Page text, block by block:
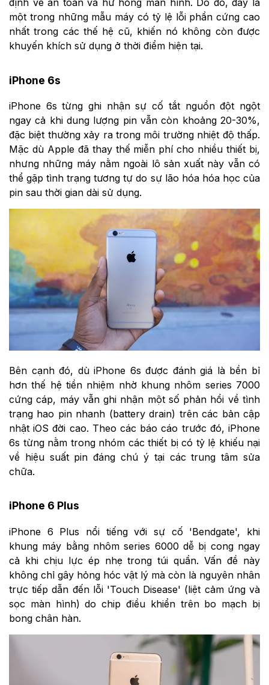
định về an toàn và hư hỏng màn hình. Do đó, đây là
một trong những mẫu máy có tỷ lệ lỗi phần cứng cao
nhất trong các thế hệ cũ, khiến nó không còn được
khuyến khích sử dụng ở thời điểm hiện tại.
iPhone 6s
iPhone 6s từng ghi nhận sự cố tắt nguồn đột ngột
ngay cả khi dung lượng pin vẫn còn khoảng 20-30%,
đặc biệt thường xảy ra trong môi trường nhiệt độ thấp.
Mặc dù Apple đã thay thế miễn phí cho nhiều thiết bị,
nhưng những máy nằm ngoài lô sản xuất này vẫn có
thể gặp tình trạng tương tự do sự lão hóa hóa học của
pin sau thời gian dài sử dụng.
Bên cạnh đó, dù iPhone 6s được đánh giá là bền bỉ
hơn thế hệ tiền nhiệm nhờ khung nhôm series 7000
cứng cáp, máy vẫn ghi nhận một số phản hồi về tình
trạng hao pin nhanh (battery drain) trên các bản cập
nhật iOS đời cao. Theo các báo cáo trước đó, iPhone
6s từng nằm trong nhóm các thiết bị có tỷ lệ khiếu nại
về hiệu suất pin đáng chú ý tại các trung tâm sửa
chữa.
iPhone 6 Plus
iPhone 6 Plus nổi tiếng với sự cố 'Bendgate', khi
khung máy bằng nhôm series 6000 dễ bị cong ngay
cả khi chịu lực ép nhẹ trong túi quần. Vấn đề này
không chỉ gây hỏng hóc vật lý mà còn là nguyên nhân
trực tiếp dẫn đến lỗi 'Touch Disease' (liệt cảm ứng và
sọc màn hình) do chip điều khiển trên bo mạch bị
bong chân hàn.